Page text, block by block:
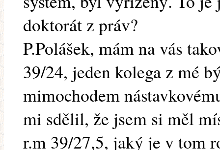
doktorát z práv?
P.Polášek, mám na vás
39/24, jeden kolega z mé
mimochodem
mi sdělil, že jsem si měl
r.m 39/27,5, jaký je v tom